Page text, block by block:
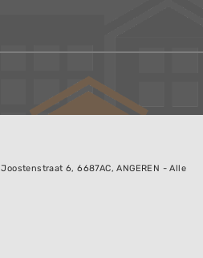
6, 6687AC, ANGEREN - Alle